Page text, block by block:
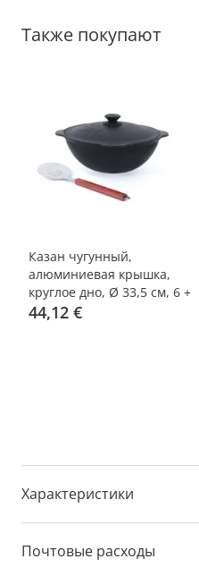
Также покупают
-15%
Казан чугунный,
алюминиевая крышка,
круглое дно, Ø 33,5 см, 6 +
шумовка 40 см
44,12 €
Характеристики
Почтовые расходы